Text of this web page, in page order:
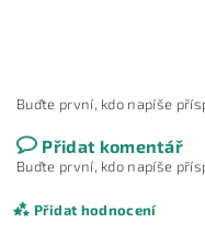
Buďte první, kdo napíše
Přidat komentář
Buďte první, kdo napíše
Přidat hodnocení